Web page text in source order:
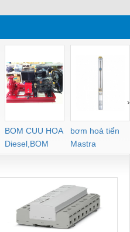
BOM CUU HOA
Diesel,BOM
CHUA CHAY
bơm hoả tiển
Mastra
›